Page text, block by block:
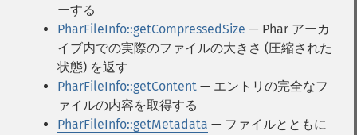
ーする
PharFileInfo::getCompressedSize — Phar アーカ
イブ内での実際のファイルの大きさ (圧縮された
状態) を返す
PharFileInfo::getContent — エントリの完全なフ
ァイルの内容を取得する
PharFileInfo::getMetadata — ファイルとともに